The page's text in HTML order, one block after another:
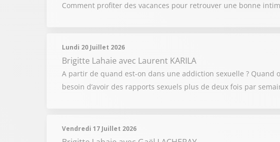
Comment profiter des vacances pour retrouver une bonne
Lundi 20 Juillet 2026
Brigitte Lahaie avec Laurent KARILA
A partir de quand est-on dans une addiction sexuelle ? Quand
besoin d’avoir des rapports sexuels plus de deux fois par
Vendredi 17 Juillet 2026